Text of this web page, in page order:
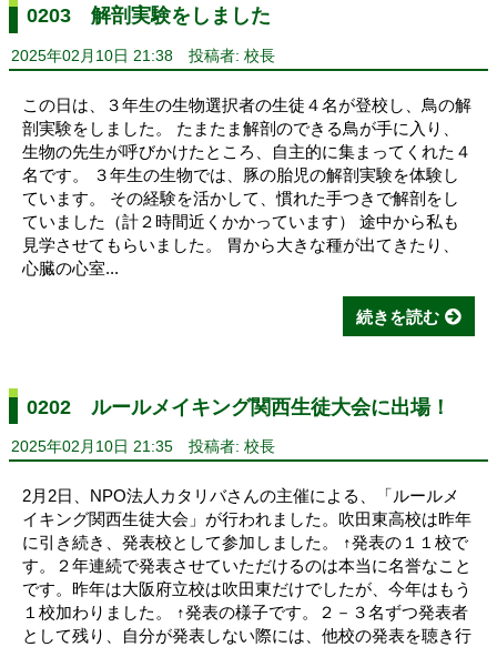
0203 解剖実験をしました
2025年02月10日 21:38 投稿者: 校長
この日は、３年生の生物選択者の生徒４名が登校し、鳥の解
剖実験をしました。 たまたま解剖のできる鳥が手に入り、
生物の先生が呼びかけたところ、自主的に集まってくれた４
名です。 ３年生の生物では、豚の胎児の解剖実験を体験し
ています。 その経験を活かして、慣れた手つきで解剖をし
ていました（計２時間近くかかっています） 途中から私も
見学させてもらいました。 胃から大きな種が出てきたり、
心臓の心室...
続きを読む
0202 ルールメイキング関西生徒大会に出場！
2025年02月10日 21:35 投稿者: 校長
2月2日、NPO法人カタリバさんの主催による、「ルールメ
イキング関西生徒大会」が行われました。吹田東高校は昨年
に引き続き、発表校として参加しました。 ↑発表の１１校で
す。２年連続で発表させていただけるのは本当に名誉なこと
です。昨年は大阪府立校は吹田東だけでしたが、今年はもう
１校加わりました。 ↑発表の様子です。２－３名ずつ発表者
として残り、自分が発表しない際には、他校の発表を聴き行